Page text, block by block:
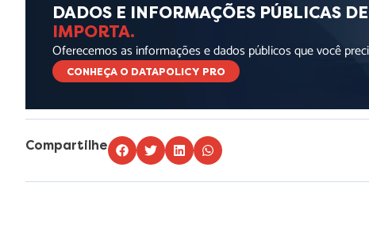
DADOS E INFORMAÇÕES PÚBLICAS
IMPORTA.
Oferecemos as informações e dados públicos que você
CONHEÇA O DATAPOLICY PRO
Compartilhe